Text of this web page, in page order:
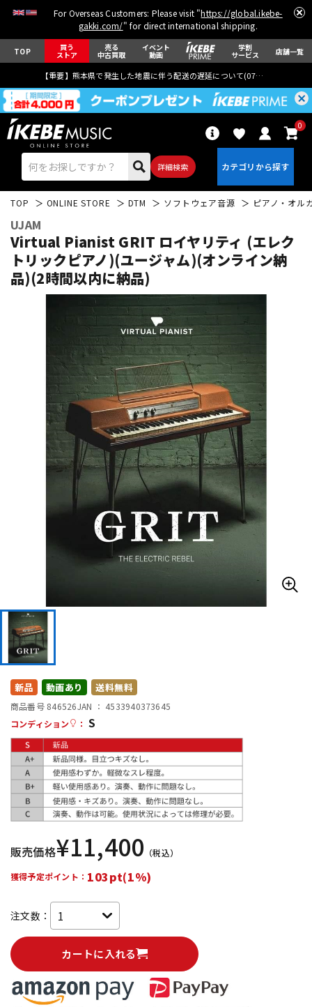
For Overseas Customers: Please visit "https://global.ikebe-
gakki.com/" for direct international shipping.
TOP 買う
ストア
売る
中古買取
イベント
動画
学割
サービス 店舗一覧
【重要】熊本県で発生した地震に伴う配送の遅延について(07月29日
詳細検索
0
エレキギター
ウクレレ
ドラム パーカッション
キーボード 電子ピアノ
管楽器 その他楽器
エフェクター
配信/ライブ機器
TOP ONLINE STORE DTM ソフトウェア音源 ピアノ・オル
UJAM
Virtual Pianist GRIT ロイヤリティ (エレク
トリックピアノ)(ユージャム)(オンライン納
品)(2時間以内に納品)
新品 動画あり 送料無料
商品番号 846526JAN ： 4533940373645
コンディション
： S
販売価格¥11,400 （税込）
獲得予定ポイント： 103pt(1%)
注文数：
カートに入れる